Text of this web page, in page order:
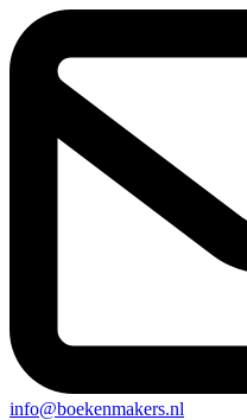
info@boekenmakers.nl